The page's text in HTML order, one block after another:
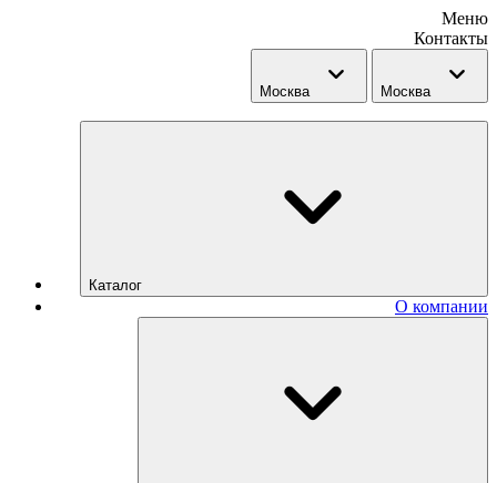
Меню
Контакты
Москва Москва
Каталог
О компании